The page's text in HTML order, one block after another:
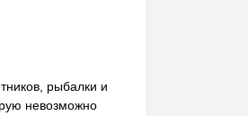
рыбалки и
невозможно